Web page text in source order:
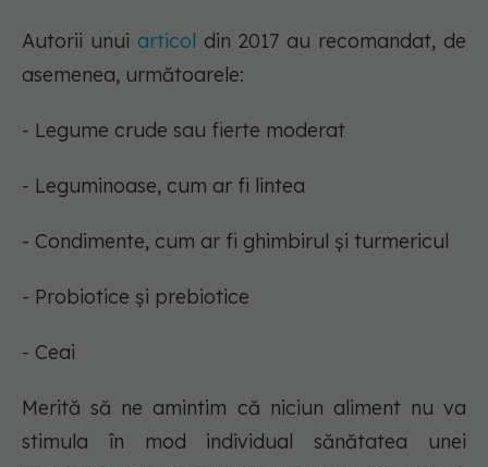
Autorii unui articol din 2017 au recomandat, de
asemenea, următoarele:
- Legume crude sau fierte moderat
- Leguminoase, cum ar fi lintea
- Condimente, cum ar fi ghimbirul și turmericul
- Probiotice și prebiotice
- Ceai
Merită să ne amintim că niciun aliment nu va
stimula în mod individual sănătatea unei